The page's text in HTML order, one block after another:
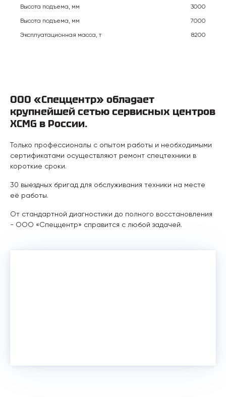
Высота подъема, мм
3000
Высота подъема, мм
7000
Эксплуатационная масса, т
8200
ООО «Спеццентр» обладает
крупнейшей сетью сервисных центров
XCMG в России.
Только профессионалы с опытом работы и необходимыми
сертификатами осуществляют ремонт спецтехники в
короткие сроки.
30 выездных бригад для обслуживания техники на месте
её работы.
От стандартной диагностики до полного восстановления
- ООО «Спеццентр» справится с любой задачей.